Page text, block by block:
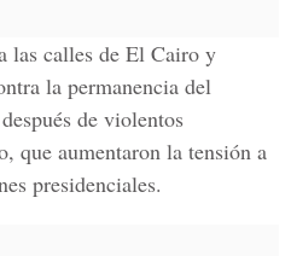
las calles de El Cairo y
la permanencia del
de violentos
que aumentaron la tensión a
presidenciales.